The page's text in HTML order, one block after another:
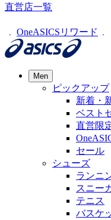
直営店一覧
OneASICSリワード
Men
ピックアップ
新着・
ベスト
直営限
セール
シューズ
ランニ
スニー
テニス
バスケ